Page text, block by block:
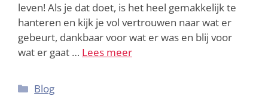
leven! Als je dat doet, is het heel gemakkelijk te
hanteren en kijk je vol vertrouwen naar wat er
gebeurt, dankbaar voor wat er was en blij voor
wat er gaat … Lees meer
Blog